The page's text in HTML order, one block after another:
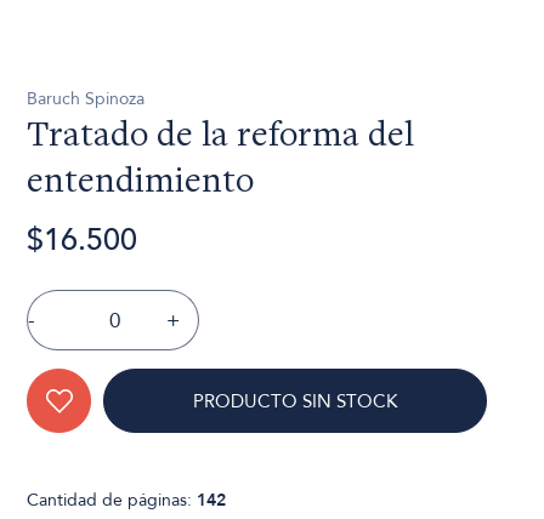
Baruch Spinoza
Tratado de la reforma del
entendimiento
$16.500
- +
PRODUCTO SIN STOCK
Cantidad de páginas: 142